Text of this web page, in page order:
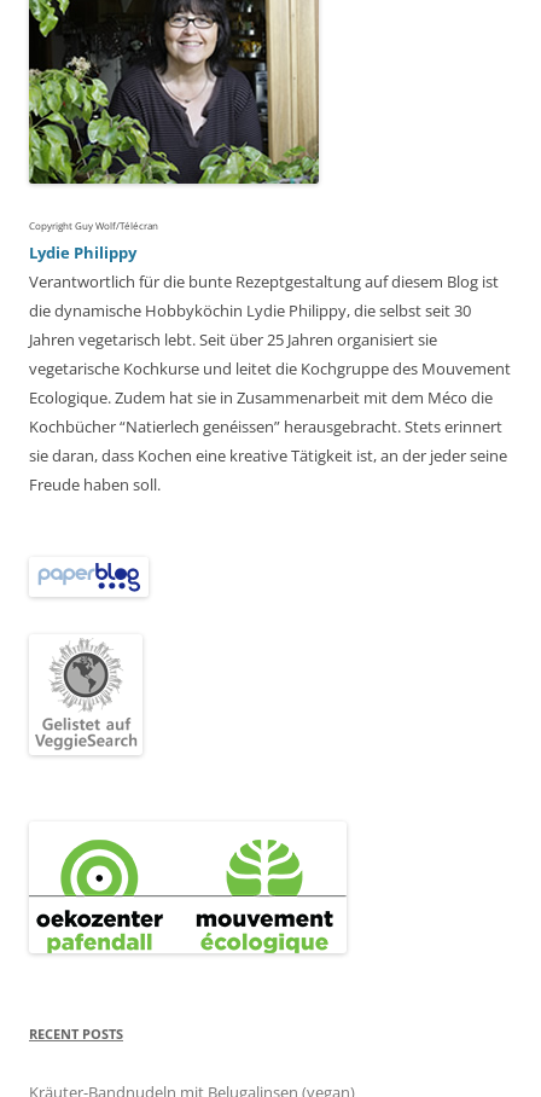
Copyright Guy Wolf/Télécran
Lydie Philippy
Verantwortlich für die bunte Rezeptgestaltung auf diesem Blog ist
die dynamische Hobbyköchin Lydie Philippy, die selbst seit 30
Jahren vegetarisch lebt. Seit über 25 Jahren organisiert sie
vegetarische Kochkurse und leitet die Kochgruppe des Mouvement
Ecologique. Zudem hat sie in Zusammenarbeit mit dem Méco die
Kochbücher “Natierlech genéissen” herausgebracht. Stets erinnert
sie daran, dass Kochen eine kreative Tätigkeit ist, an der jeder seine
Freude haben soll.
RECENT POSTS
Kräuter-Bandnudeln mit Belugalinsen (vegan)